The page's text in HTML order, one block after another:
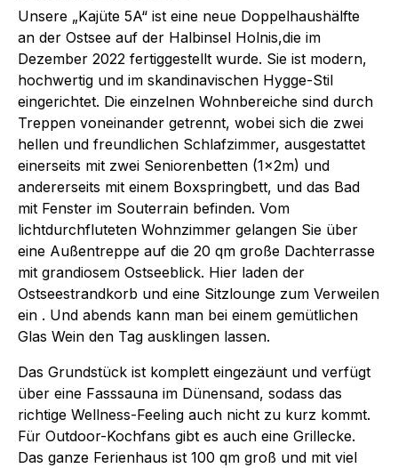
Unsere „Kajüte 5A“ ist eine neue Doppelhaushälfte
an der Ostsee auf der Halbinsel Holnis,die im
Dezember 2022 fertiggestellt wurde. Sie ist modern,
hochwertig und im skandinavischen Hygge-Stil
eingerichtet. Die einzelnen Wohnbereiche sind durch
Treppen voneinander getrennt, wobei sich die zwei
hellen und freundlichen Schlafzimmer, ausgestattet
einerseits mit zwei Seniorenbetten (1x2m) und
andererseits mit einem Boxspringbett, und das Bad
mit Fenster im Souterrain befinden. Vom
lichtdurchfluteten Wohnzimmer gelangen Sie über
eine Außentreppe auf die 20 qm große Dachterrasse
mit grandiosem Ostseeblick. Hier laden der
Ostseestrandkorb und eine Sitzlounge zum Verweilen
ein . Und abends kann man bei einem gemütlichen
Glas Wein den Tag ausklingen lassen.
Das Grundstück ist komplett eingezäunt und verfügt
über eine Fasssauna im Dünensand, sodass das
richtige Wellness-Feeling auch nicht zu kurz kommt.
Für Outdoor-Kochfans gibt es auch eine Grillecke.
Das ganze Ferienhaus ist 100 qm groß und mit viel